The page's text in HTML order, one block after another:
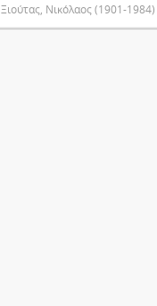
Ξιούτας, Νικόλαος (1901-1984)